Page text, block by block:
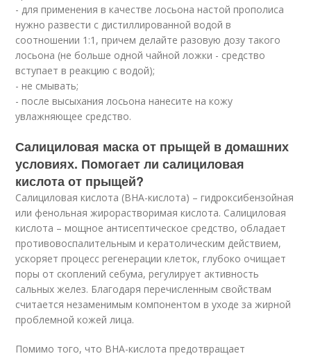
- для применения в качестве лосьона настой прополиса
нужно развести с дистиллированной водой в
соотношении 1:1, причем делайте разовую дозу такого
лосьона (не больше одной чайной ложки - средство
вступает в реакцию с водой);
- не смывать;
- после высыхания лосьона нанесите на кожу
увлажняющее средство.
Салициловая маска от прыщей в домашних
условиях. Помогает ли салициловая
кислота от прыщей?
Салициловая кислота (BHA-кислота) – гидроксибензойная
или фенольная жирорастворимая кислота. Салициловая
кислота – мощное антисептическое средство, обладает
противовоспалительным и кератолическим действием,
ускоряет процесс регенерации клеток, глубоко очищает
поры от скоплений себума, регулирует активность
сальных желез. Благодаря перечисленным свойствам
считается незаменимым компонентом в уходе за жирной
проблемной кожей лица.
Помимо того, что BHA-кислота предотвращает